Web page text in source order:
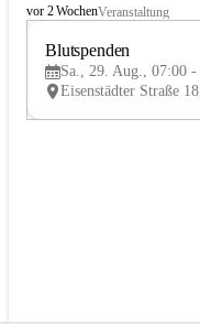
B
e
vor 2 WochenVeranstaltung
Blutspenden
Sa., 29. Aug., 07:00 -